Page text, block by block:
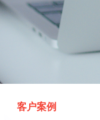
客户案例